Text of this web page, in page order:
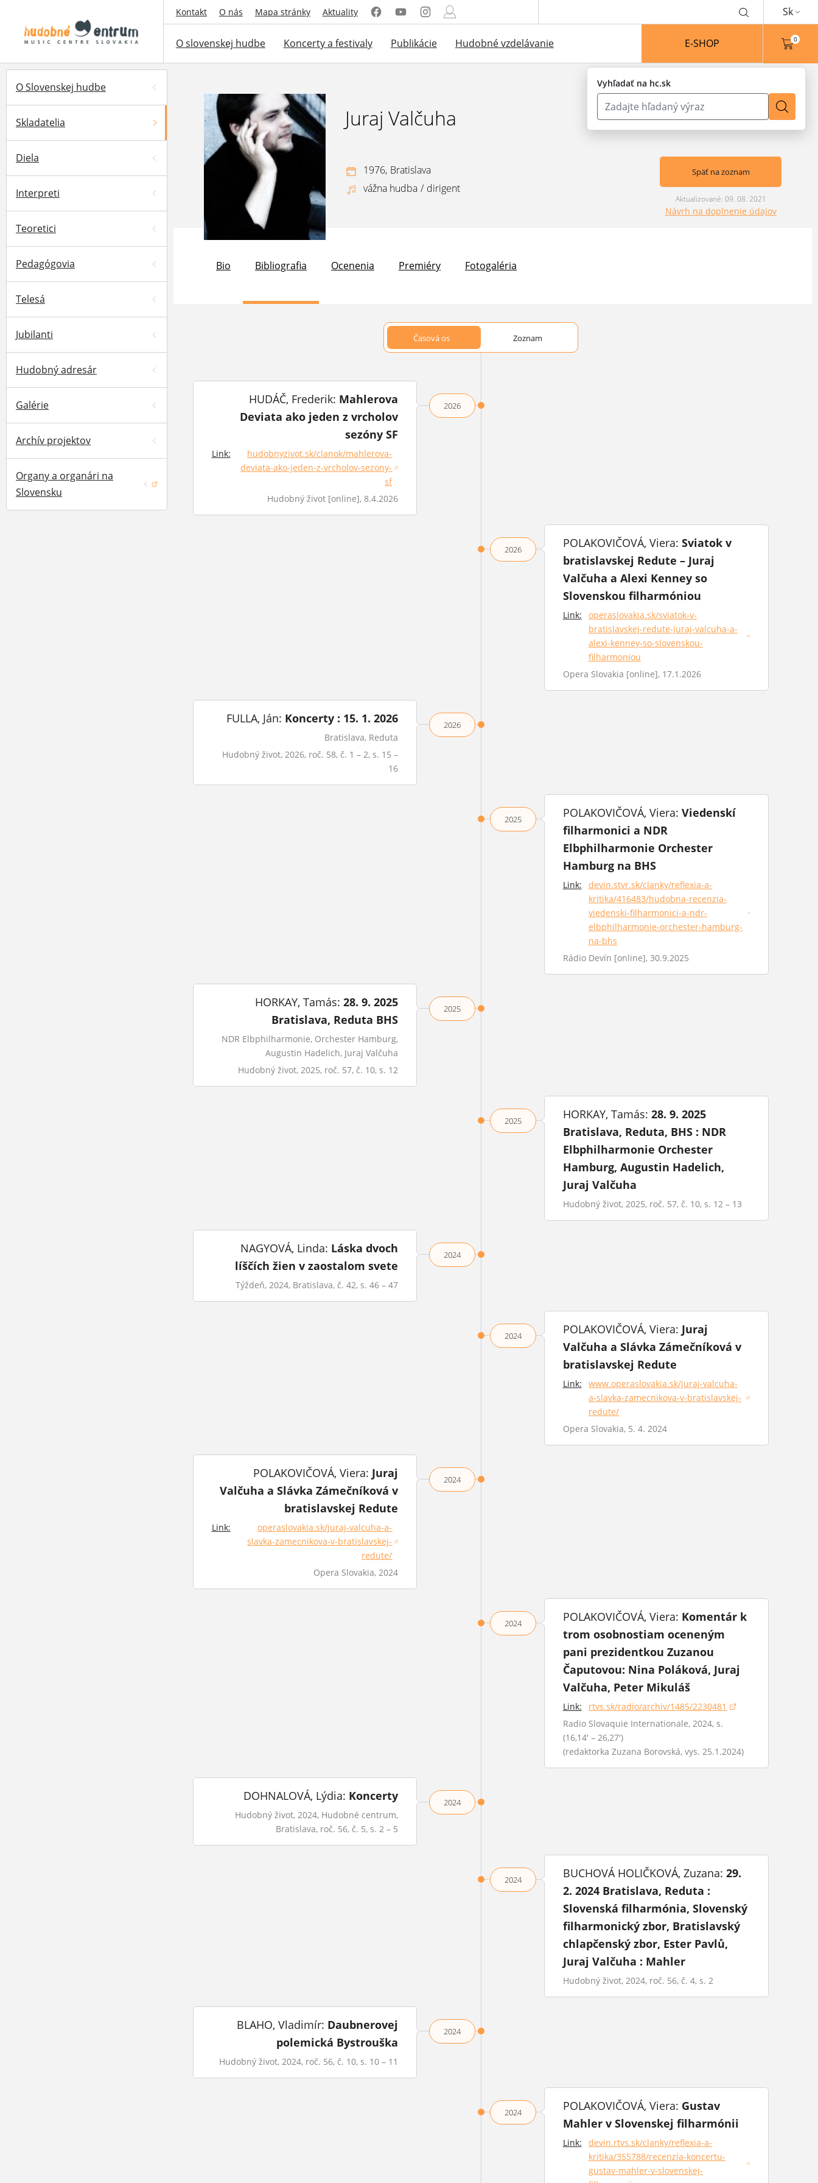
Kontakt O nás Mapa stránky Aktuality
Vyhľadať na hc.sk
Sk
O slovenskej hudbe Koncerty a festivaly Publikácie Hudobné vzdelávanie E-SHOP 0
O Slovenskej hudbe
Skladatelia
Diela
Interpreti
Teoretici
Pedagógovia
Telesá
Jubilanti
Hudobný adresár
Galérie
Archív projektov
Organy a organári na
Slovensku
(otvorí sa v novom okne)
Juraj Valčuha
1976, Bratislava
vážna hudba / dirigent
Späť na zoznam
Aktualizované: 09. 08. 2021
Návrh na doplnenie údajov
Bio Bibliografia Ocenenia Premiéry Fotogaléria
Časová os Zoznam
2026
HUDÁČ, Frederik: Mahlerova
Deviata ako jeden z vrcholov
sezóny SF
Link:
hudobnyzivot.sk/clanok/mahlerova-
deviata-ako-jeden-z-vrcholov-sezony-
sf
(otvorí sa v novom okne)
Hudobný život [online], 8.4.2026
2026 POLAKOVIČOVÁ, Viera: Sviatok v
bratislavskej Redute – Juraj
Valčuha a Alexi Kenney so
Slovenskou filharmóniou
Link:
operaslovakia.sk/sviatok-v-
bratislavskej-redute-juraj-valcuha-a-
alexi-kenney-so-slovenskou-
filharmoniou
(otvorí sa v novom okne)
Opera Slovakia [online], 17.1.2026
2026
FULLA, Ján: Koncerty : 15. 1. 2026
Bratislava, Reduta
Hudobný život, 2026, roč. 58, č. 1 – 2, s. 15 –
16
2025 POLAKOVIČOVÁ, Viera: Viedenskí
filharmonici a NDR
Elbphilharmonie Orchester
Hamburg na BHS
Link:
devin.stvr.sk/clanky/reflexia-a-
kritika/416483/hudobna-recenzia-
viedenski-filharmonici-a-ndr-
elbphilharmonie-orchester-hamburg-
na-bhs
(otvorí sa v novom okne)
Rádio Devín [online], 30.9.2025
2025
HORKAY, Tamás:28. 9. 2025
Bratislava, Reduta BHS
NDR Elbphilharmonie, Orchester Hamburg,
Augustin Hadelich, Juraj Valčuha
Hudobný život, 2025, roč. 57, č. 10, s. 12
2025 HORKAY, Tamás: 28. 9. 2025
Bratislava, Reduta, BHS : NDR
Elbphilharmonie Orchester
Hamburg, Augustin Hadelich,
Juraj Valčuha
Hudobný život, 2025, roč. 57, č. 10, s. 12 – 13
2024
NAGYOVÁ, Linda: Láska dvoch
líščích žien v zaostalom svete
Týždeň, 2024, Bratislava, č. 42, s. 46 – 47
2024 POLAKOVIČOVÁ, Viera: Juraj
Valčuha a Slávka Zámečníková v
bratislavskej Redute
Link:
www.operaslovakia.sk/juraj-valcuha-
a-slavka-zamecnikova-v-bratislavskej-
redute/
(otvorí sa v novom okne)
Opera Slovakia, 5. 4. 2024
2024
POLAKOVIČOVÁ, Viera: Juraj
Valčuha a Slávka Zámečníková v
bratislavskej Redute
Link:
operaslovakia.sk/juraj-valcuha-a-
slavka-zamecnikova-v-bratislavskej-
redute/
(otvorí sa v novom okne)
Opera Slovakia, 2024
2024 POLAKOVIČOVÁ, Viera: Komentár k
trom osobnostiam oceneným
pani prezidentkou Zuzanou
Čaputovou: Nina Poláková, Juraj
Valčuha, Peter Mikuláš
Link: rtvs.sk/radio/archiv/1485/2230481
(otvorí sa v novom okne)
Radio Slovaquie Internationale, 2024, s.
(16,14' – 26,27')
(redaktorka Zuzana Borovská, vys. 25.1.2024)
2024
DOHNALOVÁ, Lýdia: Koncerty
Hudobný život, 2024, Hudobné centrum,
Bratislava, roč. 56, č. 5, s. 2 – 5
2024 BUCHOVÁ HOLIČKOVÁ, Zuzana: 29.
2. 2024 Bratislava, Reduta :
Slovenská filharmónia, Slovenský
filharmonický zbor, Bratislavský
chlapčenský zbor, Ester Pavlů,
Juraj Valčuha : Mahler
Hudobný život, 2024, roč. 56, č. 4, s. 2
2024
BLAHO, Vladimír: Daubnerovej
polemická Bystrouška
Hudobný život, 2024, roč. 56, č. 10, s. 10 – 11
2024 POLAKOVIČOVÁ, Viera: Gustav
Mahler v Slovenskej filharmónii
Link:
devin.rtvs.sk/clanky/reflexia-a-
kritika/355788/recenzia-koncertu-
gustav-mahler-v-slovenskej-
(otvorí sa v novom okne)